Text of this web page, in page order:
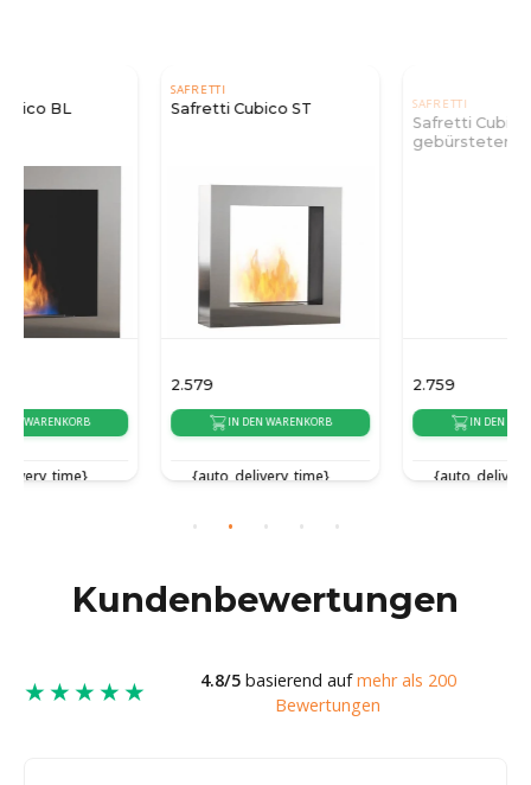
Safretti Cubico ST
IN DEN WARENKORB
{auto_delivery_time}
Safretti Cubico XL -
gebürsteter Edelstahl
IN DEN WARENKORB
{auto_delivery_time}
Kundenbewertungen
★★★★★ 4.8/5basierend aufmehr als 200
Bewertungen